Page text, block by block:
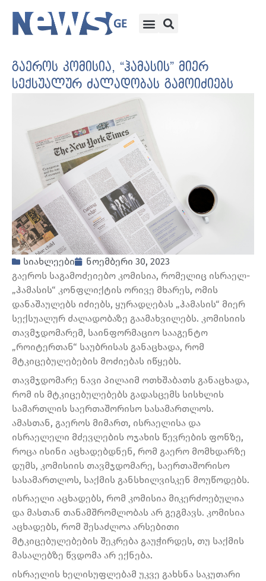
გაეროს კომისია, “ჰამასის” მიერ
სექსუალურ ძალადობას გამოიძიებს
სიახლეები
ნოემბერი 30, 2023
გაეროს საგამოძეიებო კომისია, რომელიც ისრაელ-
„ჰამასის“ კონფლიქტის ორივე მხარეს, ომის
დანაშაულებს იძიებს, ყურადღებას „ჰამასის“ მიერ
სექსუალურ ძალადობაზე გაამახვილებს. კომისიის
თავმჯდომარემ, საინფორმაციო სააგენტო
„როიტერთან“ საუბრისას განაცხადა, რომ
მტკიცებულებების მოძიებას იწყებს.
თავმჯდომარე ნავი პილაიმ ოთხშაბათს განაცხადა,
რომ ის მტკიცებულებებს გადასცემს სისხლის
სამართლის საერთაშორისო სასამართლოს.
ამასთან, გაეროს მიმართ, ისრაელისა და
ისრაელელი მძევლების ოჯახის წევრების ფონზე,
როცა ისინი აცხადებდნენ, რომ გაერო მომხდარზე
დუმს, კომისიის თავმჯდომარე, საერთაშორისო
სასამართლოს, საქმის განსხილვისკენ მოუწოდებს.
ისრაელი აცხადებს, რომ კომისია მიკერძოებულია
და მასთან თანამშრომლობას არ გეგმავს. კომისია
აცხადებს, რომ შესაძლოა არსებითი
მტკიცებულებების შეკრება გაუჭირდეს, თუ საქმის
მასალებზე წვდომა არ ექნება.
ისრაელის ხელისუფლებამ უკვე გახსნა საკუთარი